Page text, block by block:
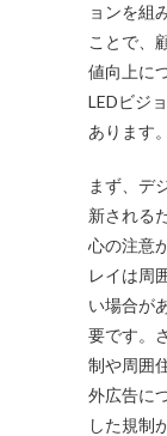
ョンを組
ことで、
値向上に
LEDビジ
あります。
まず、デ
新される
心の注意
レイは周
い場合が
要です。
制や周囲
外広告に
した規制